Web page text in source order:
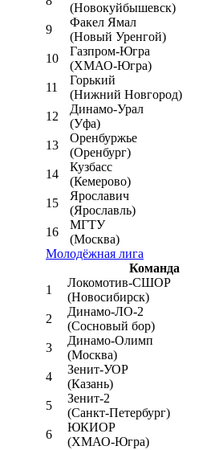
(Новокуйбышевск)
9
Факел Ямал
(Новый Уренгой)
10
Газпром-Югра
(ХМАО-Югра)
11
Горький
(Нижний Новгород)
12
Динамо-Урал
(Уфа)
13
Оренбуржье
(Оренбург)
14
Кузбасс
(Кемерово)
15
Ярославич
(Ярославль)
16
МГТУ
(Москва)
Молодёжная лига
Команда
1
Локомотив-CШОР
(Новосибирск)
2
Динамо-ЛО-2
(Сосновый бор)
3
Динамо-Олимп
(Москва)
4
Зенит-УОР
(Казань)
5
Зенит-2
(Санкт-Петербург)
6
ЮКИОР
(ХМАО-Югра)